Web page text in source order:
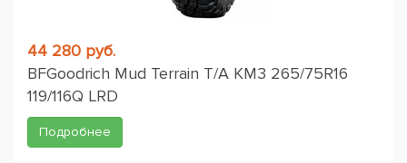
44 280 руб.
BFGoodrich Mud Terrain T/A KM3 265/75R16
119/116Q LRD
Подробнее